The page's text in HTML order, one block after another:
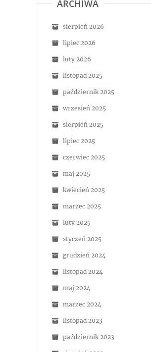
ARCHIWA
sierpień 2026
lipiec 2026
luty 2026
listopad 2025
październik 2025
wrzesień 2025
sierpień 2025
lipiec 2025
czerwiec 2025
maj 2025
kwiecień 2025
marzec 2025
luty 2025
styczeń 2025
grudzień 2024
listopad 2024
maj 2024
marzec 2024
listopad 2023
październik 2023